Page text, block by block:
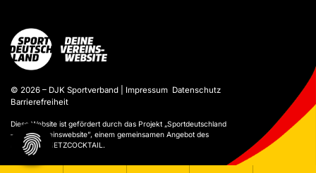
© 2026 – DJK Sportverband | Impressum Datenschutz
Barrierefreiheit
Diese Website ist gefördert durch das Projekt „Sportdeutschland
– Deine Vereinswebsite”, einem gemeinsamen Angebot des
DOSB und NETZCOCKTAIL.